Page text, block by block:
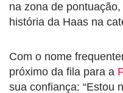
na zona de
história da Haas na
Com o nome
próximo da fila para a
sua confiança: “Estou